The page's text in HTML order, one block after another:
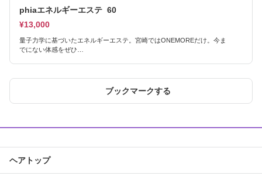
phiaエネルギーエステ 60
¥13,000
量子力学に基づいたエネルギーエステ。宮崎ではONEMOREだけ。今ま
でにない体感をぜひ…
ブックマークする
ヘアトップ